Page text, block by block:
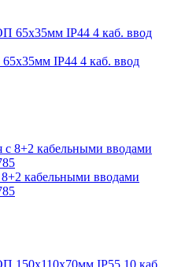
IP44 4 каб. ввод
кабельными вводами